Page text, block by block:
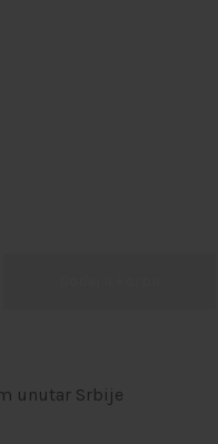
unutar Srbije